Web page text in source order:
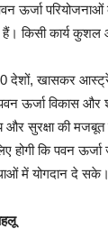
ऊर्जा
किसी कार्य कुशल
देशों, खासकर
ऊर्जा विकास और
और सुरक्षा की
होगी कि पवन
में योगदान दे सके।